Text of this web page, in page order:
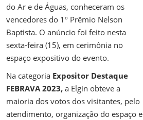
do Ar e de Águas, conheceram os
vencedores do 1º Prêmio Nelson
Baptista. O anúncio foi feito nesta
sexta-feira (15), em cerimônia no
espaço expositivo do evento.
Na categoria Expositor Destaque
FEBRAVA 2023, a Elgin obteve a
maioria dos votos dos visitantes, pelo
atendimento, organização do espaço e